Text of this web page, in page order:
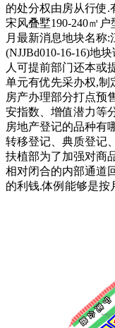
的处分权由房从行使.
宋风叠墅190-240㎡
月最新消息地块名称
(NJJBd010-16-16)地
人可提前部门还本或
单元有优先采办权,制
房产办理部分打点预
安指数、增值潜力等
房地产登记的品种有
转移登记、典质登记
扶植部为了加强对商
相对闭合的内部通道
的利钱.体例能够是按